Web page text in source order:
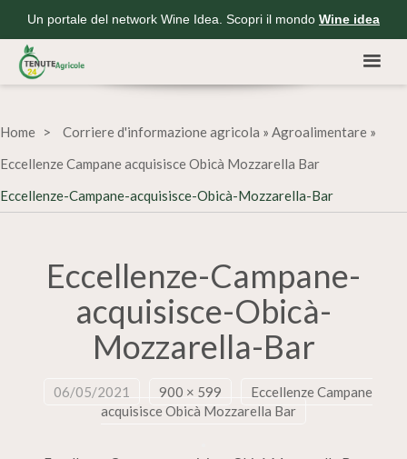
Un portale del network Wine Idea. Scopri il mondo Wine idea
Home Corriere d'informazione agricola » Agroalimentare »
Eccellenze Campane acquisisce Obicà Mozzarella Bar
Eccellenze-Campane-acquisisce-Obicà-Mozzarella-Bar
Eccellenze-Campane-
acquisisce-Obicà-
Mozzarella-Bar
06/05/2021 900 × 599
Eccellenze Campane
acquisisce Obicà Mozzarella Bar